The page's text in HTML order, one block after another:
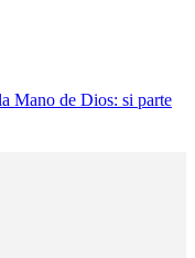
Mano de Dios: si parte